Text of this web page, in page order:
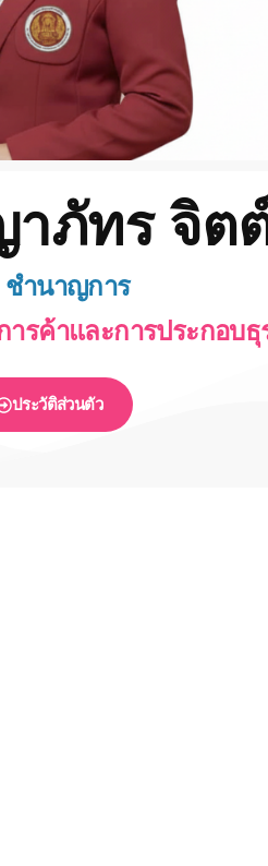
ภัทร จิต
ชำนาญการ
ารค้าและการประกอบธุ
ประวัติส่วนตัว